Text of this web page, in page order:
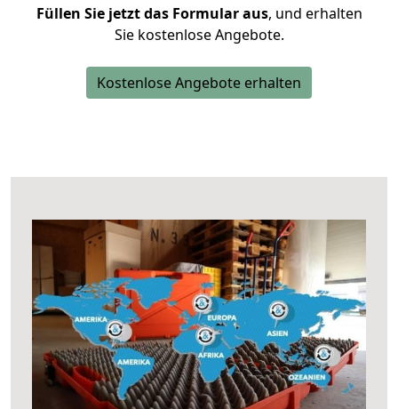
Füllen Sie jetzt das Formular aus, und erhalten
Sie kostenlose Angebote.
Kostenlose Angebote erhalten